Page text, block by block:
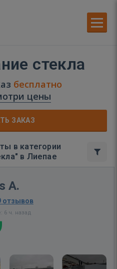
стекла
бесплатно
цены
ЗАКАЗ
в категории
в Лиепае
A.
отзывов
6 ч. назад